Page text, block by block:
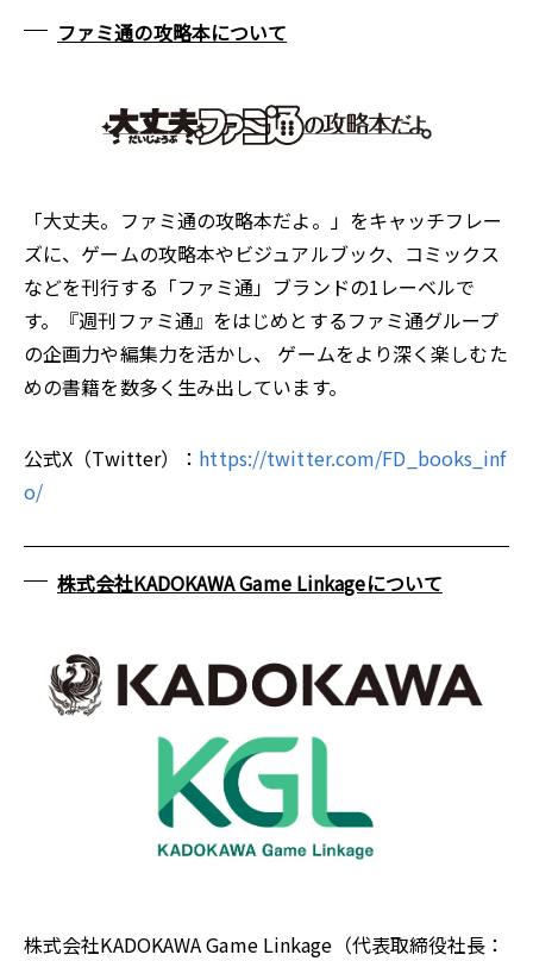
ファミ通の攻略本について
「大丈夫。ファミ通の攻略本だよ。」をキャッチフレー
ズに、ゲームの攻略本やビジュアルブック、コミックス
などを刊行する「ファミ通」ブランドの1レーベルで
す。『週刊ファミ通』をはじめとするファミ通グループ
の企画力や編集力を活かし、 ゲームをより深く楽しむた
めの書籍を数多く生み出しています。
公式X（Twitter）： https://twitter.com/FD_books_inf
o/
株式会社KADOKAWA Game Linkageについて
株式会社KADOKAWA Game Linkage（代表取締役社長：